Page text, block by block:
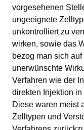
vorgesehenen
ungeeignete
unkontrolliert zu
wirken, sowie das
bezog man sich
unerwünschte
Verfahren wie der
direkten Injektion
Diese waren meist
Zelltypen und